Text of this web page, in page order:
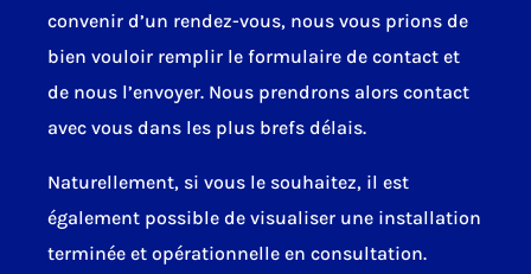
convenir d’un rendez-vous, nous vous prions de
bien vouloir remplir le formulaire de contact et
de nous l’envoyer. Nous prendrons alors contact
avec vous dans les plus brefs délais.
Naturellement, si vous le souhaitez, il est
également possible de visualiser une installation
terminée et opérationnelle en consultation.